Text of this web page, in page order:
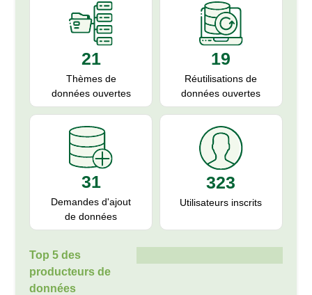
21
Thèmes de
données ouvertes
19
Réutilisations de
données ouvertes
31
Demandes d'ajout
de données
323
Utilisateurs inscrits
Top 5 des
producteurs de
données